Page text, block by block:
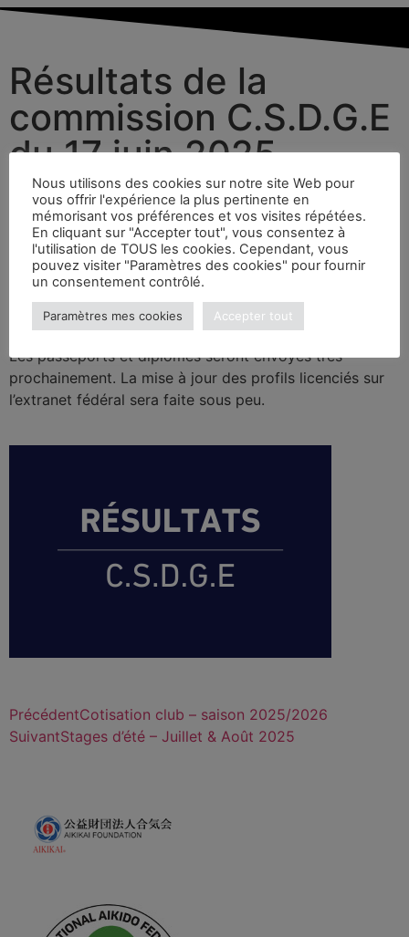
Résultats de la
commission C.S.D.G.E
du 17 juin 2025
2 juillet 2025
Le compte-rendu de la réunion de la CSDGE en date du
17 juin 2025 estdisponible ici.
Félicitations aux nouveaux/elles promu-e-s !
Les passeports et diplômes seront envoyés très
prochainement. La mise à jour des profils licenciés sur
l’extranet fédéral sera faite sous peu.
PrécédentCotisation club – saison 2025/2026
SuivantStages d’été – Juillet & Août 2025
Nous utilisons des cookies sur notre site Web pour
vous offrir l'expérience la plus pertinente en
mémorisant vos préférences et vos visites répétées.
En cliquant sur "Accepter tout", vous consentez à
l'utilisation de TOUS les cookies. Cependant, vous
pouvez visiter "Paramètres des cookies" pour fournir
un consentement contrôlé.
Paramètres mes cookies Accepter tout